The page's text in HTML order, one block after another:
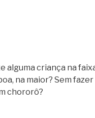
alguma criança na
na maior? Sem fazer
chororô?